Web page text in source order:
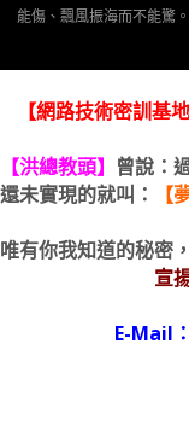
能傷、飄風振海而不能驚
【網路技術密訓基地
【洪總教頭】 曾說：
還未實現的就叫：
【
唯有你我知道的秘密
宣
E-Mail